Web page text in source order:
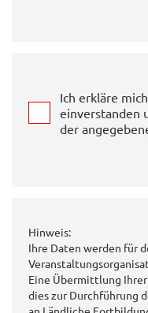
Ich erkläre
einverstanden
der
Hinweis:
Ihre Daten werden für
Eine Übermittlung
dies zur Durchführung